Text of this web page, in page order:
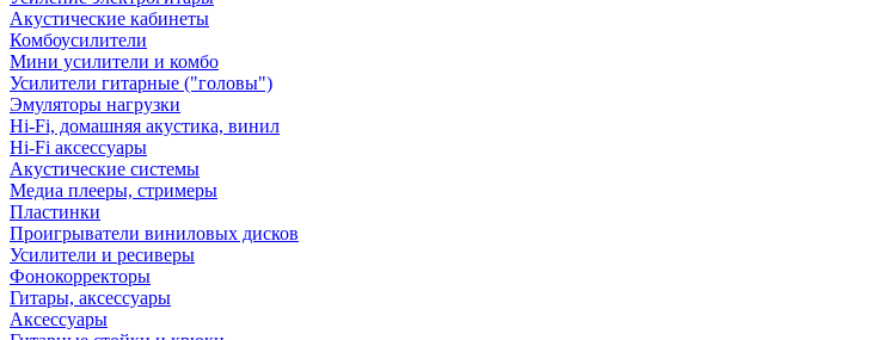
Акустические кабинеты
Комбоусилители
Мини усилители и комбо
Усилители гитарные ("головы")
Эмуляторы нагрузки
Hi-Fi, домашняя акустика, винил
Hi-Fi аксессуары
Акустические системы
Медиа плееры, стримеры
Пластинки
Проигрыватели виниловых дисков
Усилители и ресиверы
Фонокорректоры
Гитары, аксессуары
Аксессуары